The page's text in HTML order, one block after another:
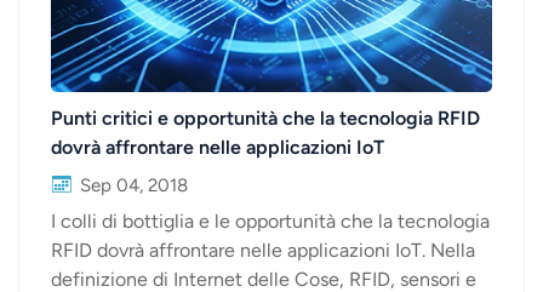
Punti critici e opportunità che la tecnologia RFID
dovrà affrontare nelle applicazioni IoT
Sep 04, 2018
I colli di bottiglia e le opportunità che la tecnologia
RFID dovrà affrontare nelle applicazioni IoT. Nella
definizione di Internet delle Cose, RFID, sensori e